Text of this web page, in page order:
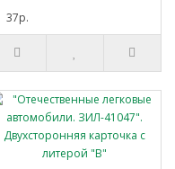
37р.